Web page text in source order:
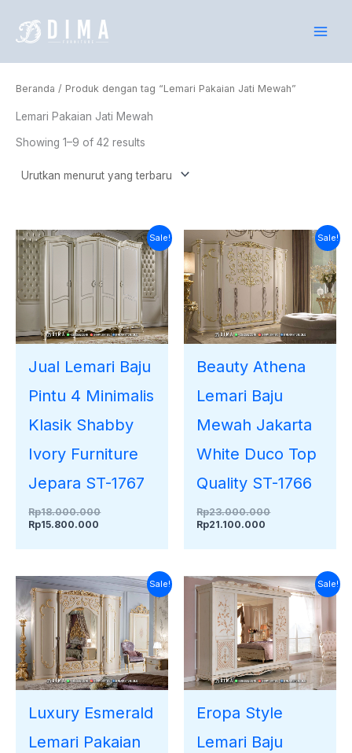
Beranda / Produk dengan tag “Lemari Pakaian Jati Mewah”
Lemari Pakaian Jati Mewah
Showing 1–9 of 42 results
Sale!
Jual Lemari Baju
Pintu 4 Minimalis
Klasik Shabby
Ivory Furniture
Jepara ST-1767
Rp18.000.000
Harga
aslinya
Rp18.000.000.
Rp15.800.000
Harga
saat
Rp15.800.000.
Sale!
Beauty Athena
Lemari Baju
Mewah Jakarta
White Duco Top
Quality ST-1766
Rp23.000.000
Harga
aslinya
adalah:
Rp23.000.000.
Rp21.100.000
Harga
saat
ini
adalah:
Rp21.100.000.
Sale!
Luxury Esmerald
Lemari Pakaian
Harga
aslinya
adalah:
Rp23.000.000.
Harga
saat
ini
adalah:
Rp20.500.000.
Sale!
Eropa Style
Lemari Baju
Harga
aslinya
adalah:
Rp22.000.000.
Harga
saat
ini
adalah:
Rp20.150.000.